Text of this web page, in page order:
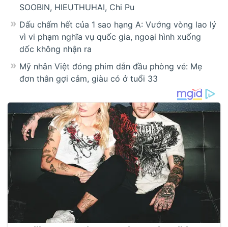
SOOBIN, HIEUTHUHAI, Chi Pu
Dấu chấm hết của 1 sao hạng A: Vướng vòng lao lý
vì vi phạm nghĩa vụ quốc gia, ngoại hình xuống
dốc không nhận ra
Mỹ nhân Việt đóng phim dẫn đầu phòng vé: Mẹ
đơn thân gợi cảm, giàu có ở tuổi 33